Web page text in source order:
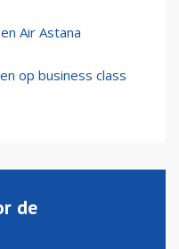
Air Astana
op business class
de